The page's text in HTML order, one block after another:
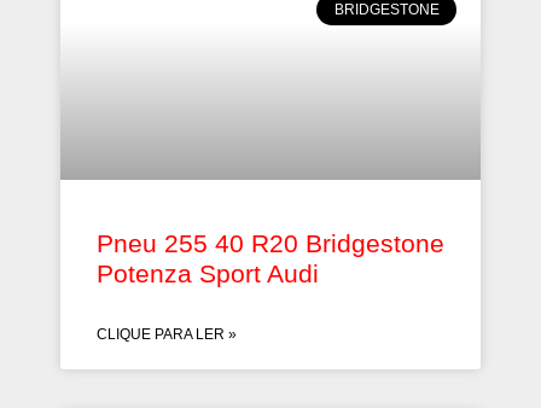
BRIDGESTONE
Pneu 255 40 R20 Bridgestone
Potenza Sport Audi
CLIQUE PARA LER »